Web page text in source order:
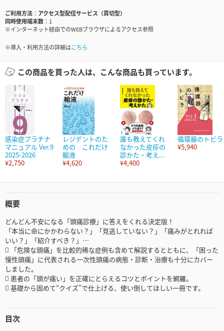
ご利用方法
アクセス型配信サービス（買切型）
同時使用端末数
1
※インターネット経由でのWEBブラウザによるアクセス参照
※導入・利用方法の詳細はこちら
この商品を買った人は、こんな商品も買っています。
感染症プラチナ
マニュアル Ver.9
2025-2026
¥2,750
レジデントのた
めの これだけ
輸液
¥4,620
誰も教えてくれ
なかった皮疹の
診かた・考え...
¥4,400
循環器のトビラ
¥5,940
概要
どんどん不安になる「頭痛診療」に答えをくれる決定版！
「本当に命にかかわらない？」「見逃していない？」「痛みがとれれば
いい？」「紹介すべき？」…
 「危険な頭痛」を比較的稀な症例も含めて解説するとともに、「困った
慢性頭痛」に代表される一次性頭痛の病態・診断・治療も十分にカバー
しました。
 患者の「頭が痛い」を正確にとらえるコツとポイントを網羅。
 基礎から固めて“クイズ”で仕上げる、使い倒してほしい一冊です。
目次